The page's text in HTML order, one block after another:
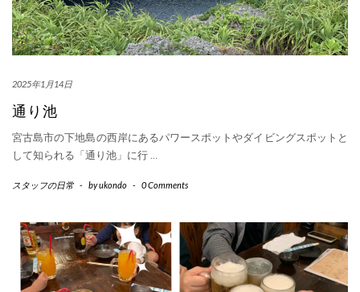
2025年1月14日
通り池
宮古島市の下地島の西岸にあるパワースポットやダイビングスポットと
して知られる「通り池」に行…
スタッフの日常 - byukondo - 0 Comments